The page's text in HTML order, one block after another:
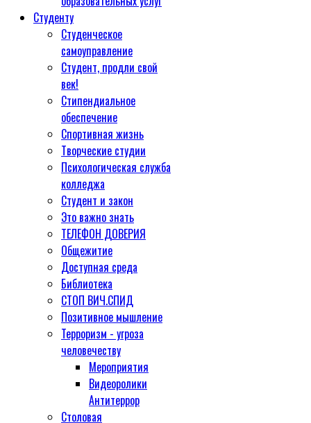
Студенту
Студенческое
самоуправление
Студент, продли свой
век!
Стипендиальное
обеспечение
Спортивная жизнь
Творческие студии
Психологическая служба
колледжа
Студент и закон
Это важно знать
ТЕЛЕФОН ДОВЕРИЯ
Общежитие
Доступная среда
Библиотека
СТОП ВИЧ.СПИД
Позитивное мышление
Терроризм - угроза
человечеству
Мероприятия
Видеоролики
Антитеррор
Столовая